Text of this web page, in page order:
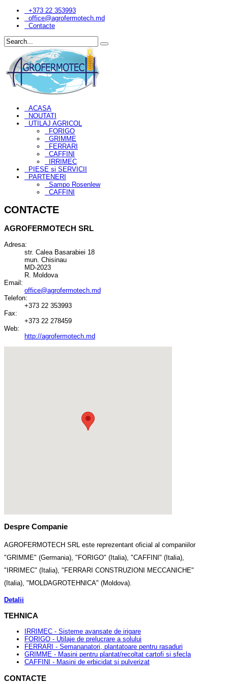
+373 22 353993
office@agrofermotech.md
Contacte
ACASA
NOUTATI
UTILAJ AGRICOL
FORIGO
GRIMME
FERRARI
CAFFINI
IRRIMEC
PIESE si SERVICII
PARTENERI
Sampo Rosenlew
CAFFINI
CONTACTE
AGROFERMOTECH SRL
Adresa:
str. Calea Basarabiei 18
mun. Chisinau
MD-2023
R. Moldova
Email:
office@agrofermotech.md
Telefon:
+373 22 353993
Fax:
+373 22 278459
Web:
http://agrofermotech.md
Despre Companie
AGROFERMOTECH SRL este reprezentant oficial al companiilor
"GRIMME" (Germania), "FORIGO" (Italia), "CAFFINI" (Italia),
"IRRIMEC" (Italia), "FERRARI CONSTRUZIONI MECCANICHE"
(Italia), "MOLDAGROTEHNICA" (Moldova).
Detalii
TEHNICA
IRRIMEC - Sisteme avansate de irigare
FORIGO - Utilaje de prelucrare a solului
FERRARI - Semananatori, plantatoare pentru rasaduri
GRIMME - Masini pentru plantat/recoltat cartofi si sfecla
CAFFINI - Masini de erbicidat si pulverizat
CONTACTE